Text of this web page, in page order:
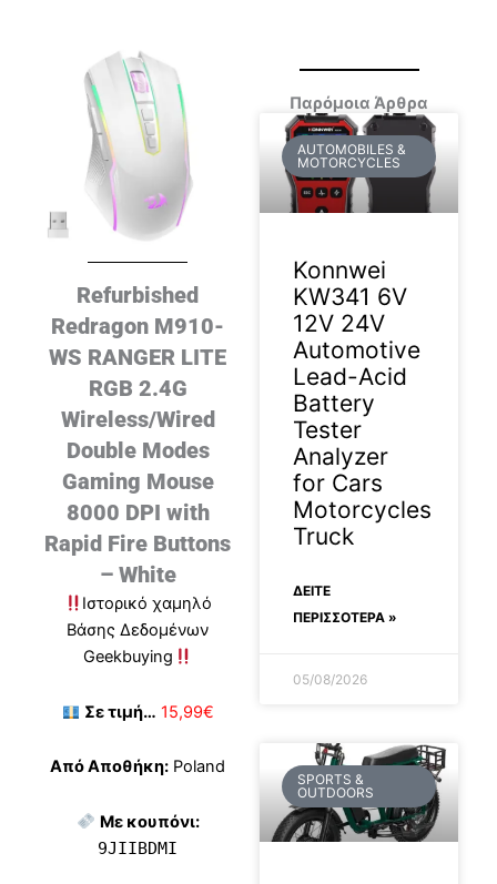
Refurbished
Redragon M910-
WS RANGER LITE
RGB 2.4G
Wireless/Wired
Double Modes
Gaming Mouse
8000 DPI with
Rapid Fire Buttons
– White
Ιστορικό χαμηλό
Βάσης Δεδομένων
Geekbuying
Σε τιμή… 15,99€
Από Αποθήκη: Poland
Με κουπόνι:
9JIIBDMI
Παρόμοια Άρθρα
AUTOMOBILES &
MOTORCYCLES
Konnwei
KW341 6V
12V 24V
Automotive
Lead-Acid
Battery
Tester
Analyzer
for Cars
Motorcycles
Truck
ΔΕΊΤΕ
ΠΕΡΙΣΣΟΤΕΡΑ »
05/08/2026
SPORTS &
OUTDOORS